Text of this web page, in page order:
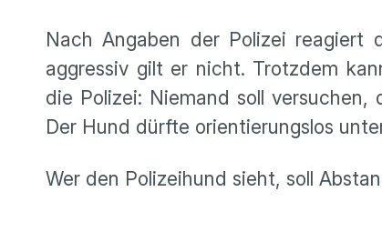
Nach Angaben der Polizei reagiert
aggressiv gilt er nicht. Trotzdem
die Polizei: Niemand soll
Der Hund dürfte orientierungslos
Wer den Polizeihund sieht, soll